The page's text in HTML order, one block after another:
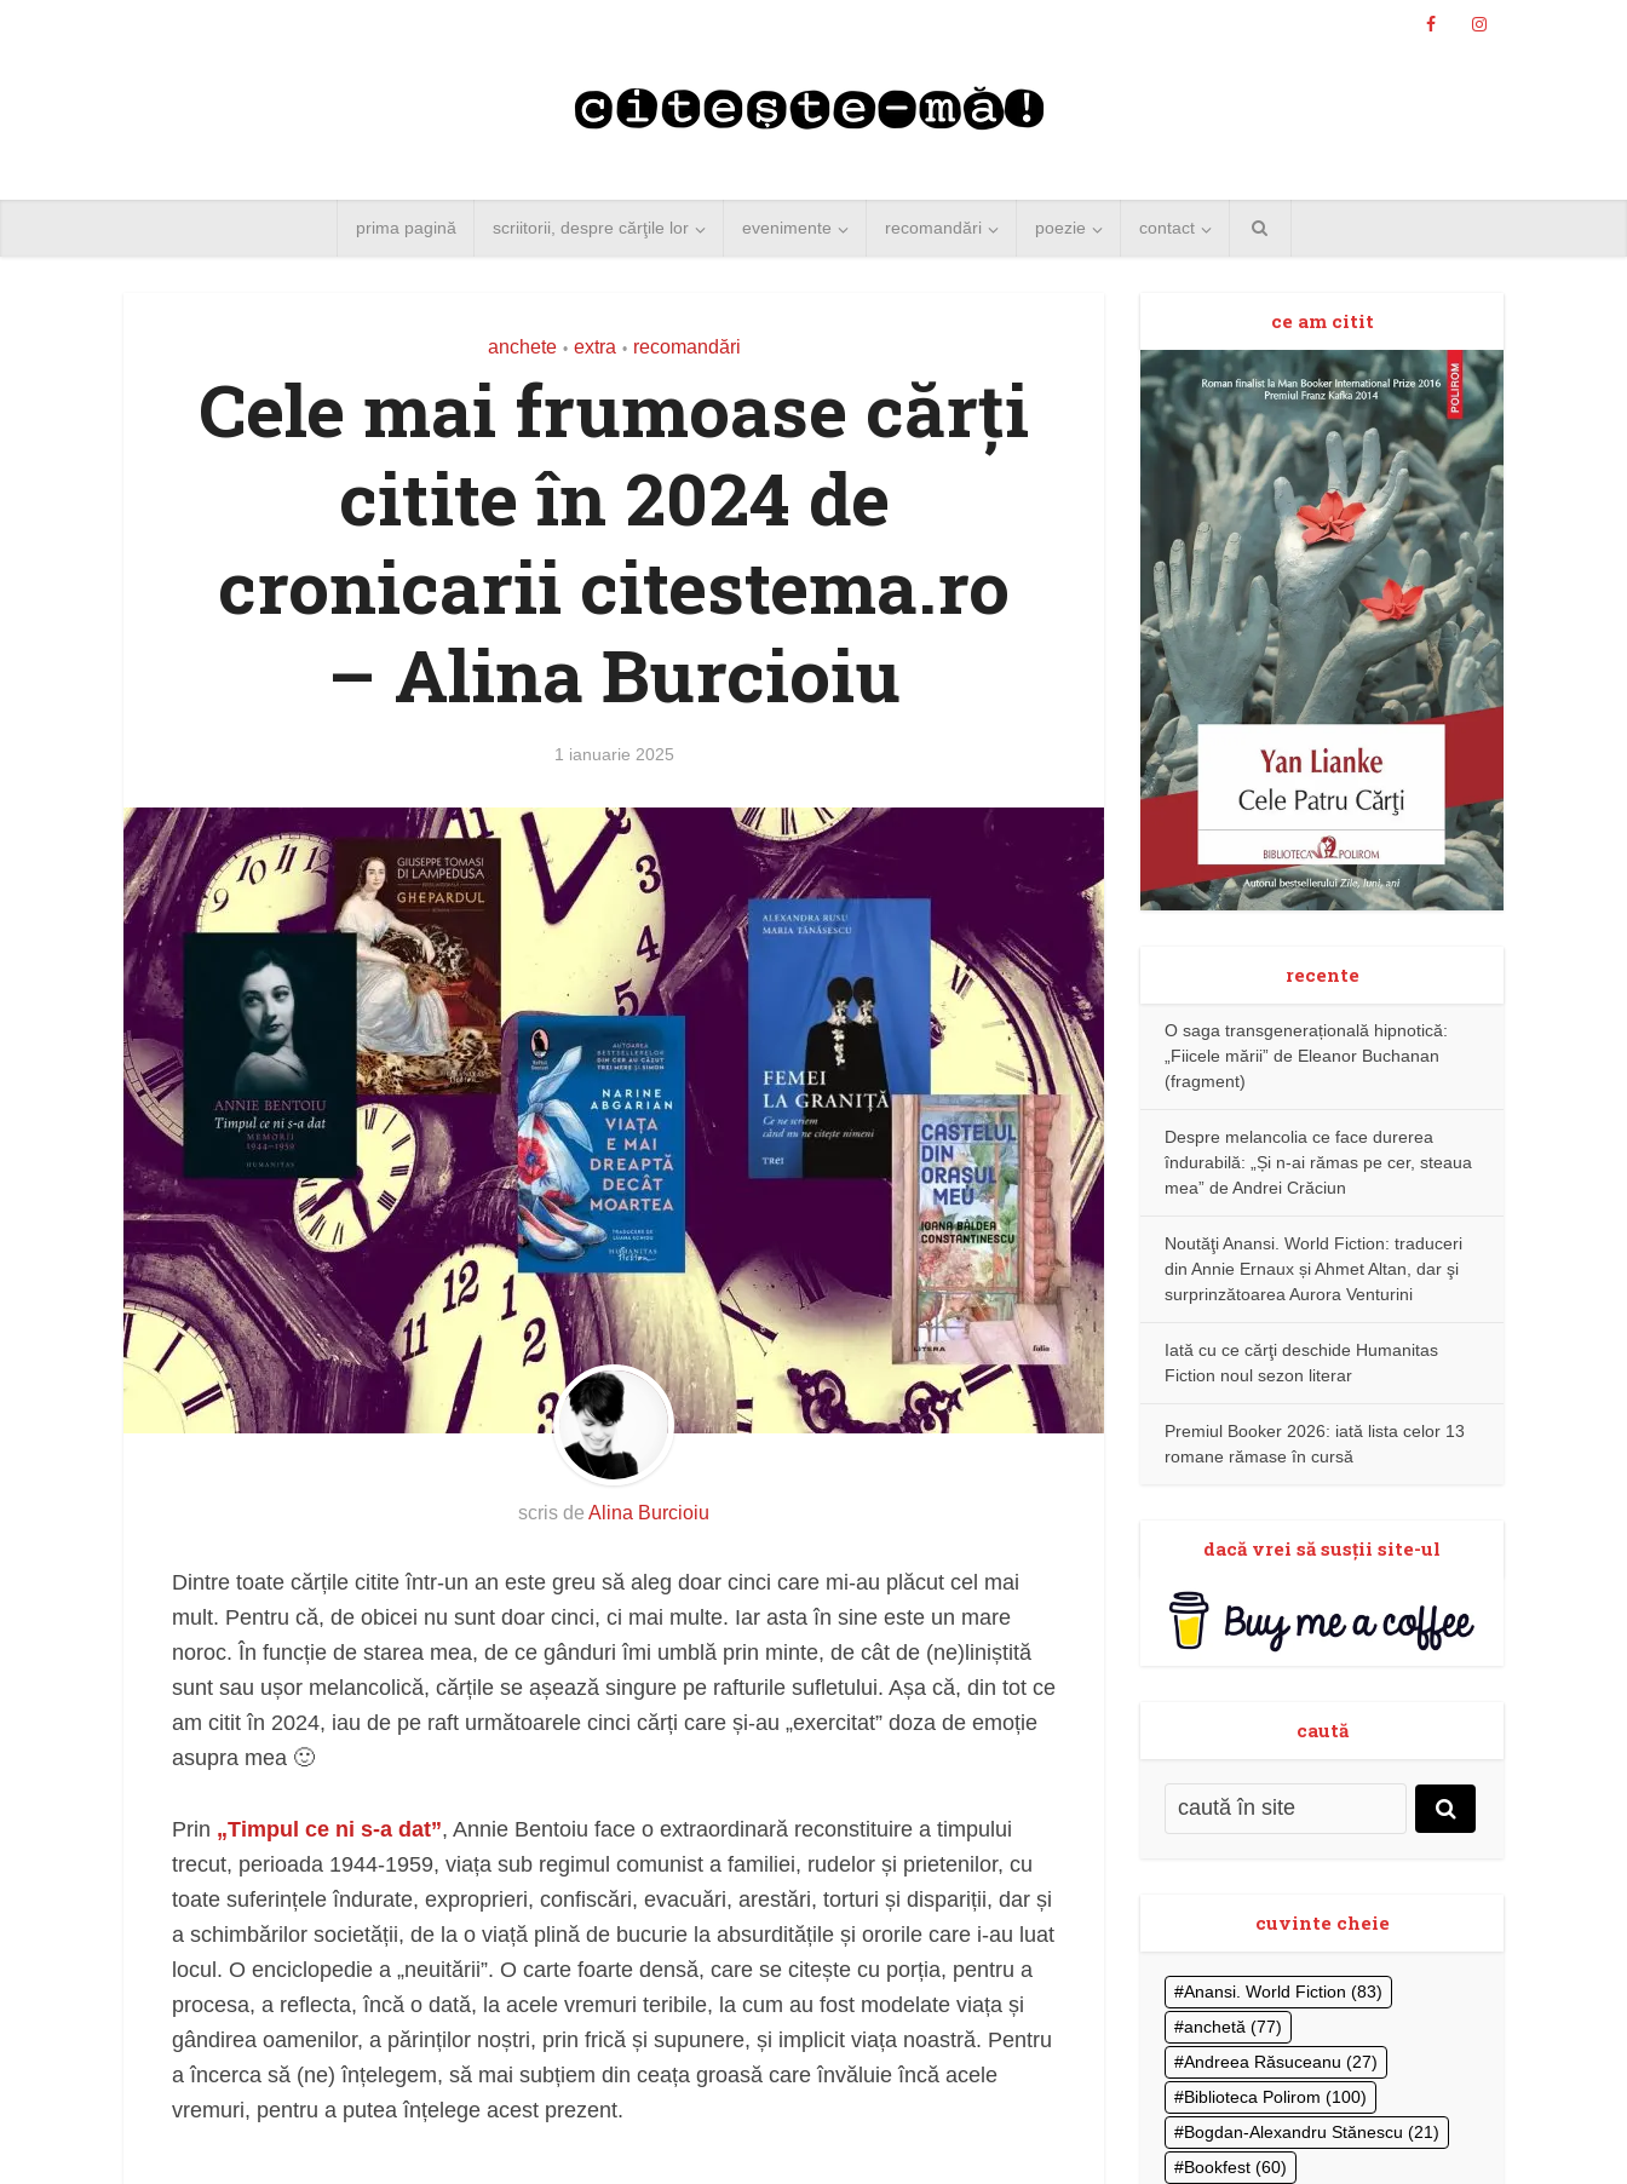
prima pagină scriitorii, despre cărţile lor evenimente recomandări poezie contact
anchete • extra • recomandări
Cele mai frumoase cărți
citite în 2024 de
cronicarii citestema.ro
– Alina Burcioiu
1 ianuarie 2025
scris de Alina Burcioiu
Dintre toate cărțile citite într-un an este greu să aleg doar cinci care mi-au plăcut cel mai
mult. Pentru că, de obicei nu sunt doar cinci, ci mai multe. Iar asta în sine este un mare
noroc. În funcție de starea mea, de ce gânduri îmi umblă prin minte, de cât de (ne)liniștită
sunt sau ușor melancolică, cărțile se așează singure pe rafturile sufletului. Așa că, din tot ce
am citit în 2024, iau de pe raft următoarele cinci cărți care și-au „exercitat” doza de emoție
asupra mea 🙂
Prin „Timpul ce ni s-a dat”, Annie Bentoiu face o extraordinară reconstituire a timpului
trecut, perioada 1944-1959, viața sub regimul comunist a familiei, rudelor și prietenilor, cu
toate suferințele îndurate, exproprieri, confiscări, evacuări, arestări, torturi și dispariții, dar și
a schimbărilor societății, de la o viață plină de bucurie la absurditățile și ororile care i-au luat
locul. O enciclopedie a „neuitării”. O carte foarte densă, care se citește cu porția, pentru a
procesa, a reflecta, încă o dată, la acele vremuri teribile, la cum au fost modelate viața și
gândirea oamenilor, a părinților noștri, prin frică și supunere, și implicit viața noastră. Pentru
a încerca să (ne) înțelegem, să mai subțiem din ceața groasă care învăluie încă acele
vremuri, pentru a putea înțelege acest prezent.
ce am citit
recente
O saga transgenerațională hipnotică:
„Fiicele mării” de Eleanor Buchanan
(fragment)
Despre melancolia ce face durerea
îndurabilă: „Și n-ai rămas pe cer, steaua
mea” de Andrei Crăciun
Noutăţi Anansi. World Fiction: traduceri
din Annie Ernaux și Ahmet Altan, dar şi
surprinzătoarea Aurora Venturini
Iată cu ce cărţi deschide Humanitas
Fiction noul sezon literar
Premiul Booker 2026: iată lista celor 13
romane rămase în cursă
dacă vrei să susţii site-ul
caută
cuvinte cheie
Anansi. World Fiction (83)
anchetă (77)
Andreea Răsuceanu (27)
Biblioteca Polirom (100)
Bogdan-Alexandru Stănescu (21)
Bookfest (60)